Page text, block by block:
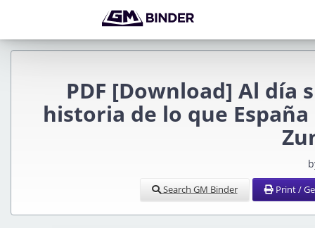
PDF [Download] Al día
historia de lo que
Search GM Binder Print /